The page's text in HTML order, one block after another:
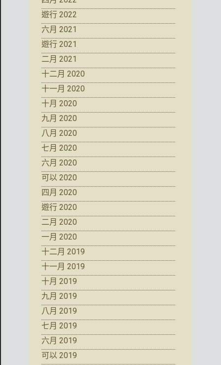
遊行 2022
六月 2021
遊行 2021
二月 2021
十二月 2020
十一月 2020
十月 2020
九月 2020
八月 2020
七月 2020
六月 2020
可以 2020
四月 2020
遊行 2020
二月 2020
一月 2020
十二月 2019
十一月 2019
十月 2019
九月 2019
八月 2019
七月 2019
六月 2019
可以 2019